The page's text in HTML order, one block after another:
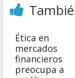
Ética en
mercados
financieros
preocupa a